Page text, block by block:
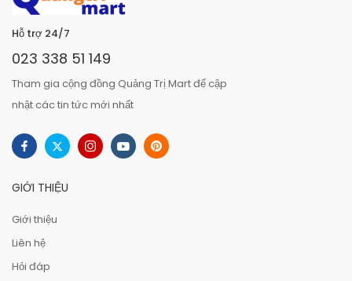
Hỗ trợ 24/7
023 338 51 149
Tham gia cộng đồng Quảng Trị Mart để cập
nhật các tin tức mới nhất
GIỚI THIỆU
Giới thiệu
Liên hệ
Hỏi đáp